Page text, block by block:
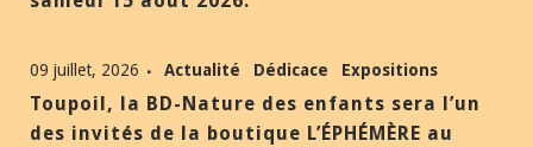
09 juillet, 2026 Actualité Dédicace Expositions
Toupoil, la BD-Nature des enfants sera l’un
des invités de la boutique L’ÉPHÉMÈRE au